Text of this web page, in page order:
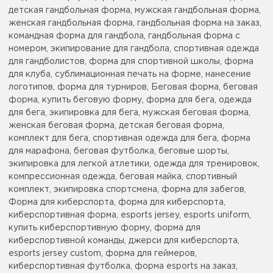
детская гандбольная форма, мужская гандбольная форма,
женская гандбольная форма, гандбольная форма на заказ,
командная форма для гандбола, гандбольная форма с
номером, экипирование для гандбола, спортивная одежда
для гандболистов, форма для спортивной школы, форма
для клуба, сублимационная печать на форме, нанесение
логотипов, форма для турниров, Беговая форма, беговая
форма, купить беговую форму, форма для бега, одежда
для бега, экипировка для бега, мужская беговая форма,
женская беговая форма, детская беговая форма,
комплект для бега, спортивная одежда для бега, форма
для марафона, беговая футболка, беговые шорты,
экипировка для легкой атлетики, одежда для тренировок,
компрессионная одежда, беговая майка, спортивный
комплект, экипировка спортсмена, форма для забегов,
Форма для киберспорта, форма для киберспорта,
киберспортивная форма, esports jersey, esports uniform,
купить киберспортивную форму, форма для
киберспортивной команды, джерси для киберспорта,
esports jersey custom, форма для геймеров,
киберспортивная футболка, форма esports на заказ,